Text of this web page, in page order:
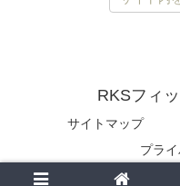
RKSフィ
サイトマップ
プラ
© 2020 RKS